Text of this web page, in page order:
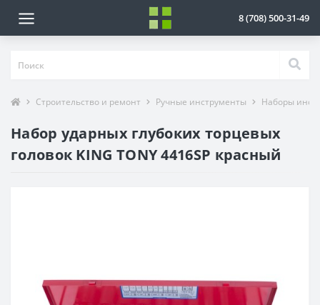
8 (708) 500-31-49
Строительство и ремонт Ручные инструменты Наборы
Набор ударных глубоких торцевых
головок KING TONY 4416SP красный